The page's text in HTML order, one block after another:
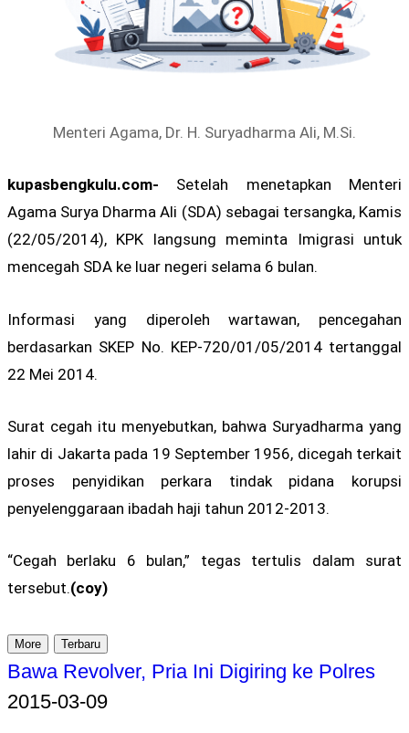
Menteri Agama, Dr. H. Suryadharma Ali, M.Si.
kupasbengkulu.com- Setelah menetapkan Menteri
Agama Surya Dharma Ali (SDA) sebagai tersangka, Kamis
(22/05/2014), KPK langsung meminta Imigrasi untuk
mencegah SDA ke luar negeri selama 6 bulan.
Informasi yang diperoleh wartawan, pencegahan
berdasarkan SKEP No. KEP-720/01/05/2014 tertanggal
22 Mei 2014.
Surat cegah itu menyebutkan, bahwa Suryadharma yang
lahir di Jakarta pada 19 September 1956, dicegah terkait
proses penyidikan perkara tindak pidana korupsi
penyelenggaraan ibadah haji tahun 2012-2013.
“Cegah berlaku 6 bulan,” tegas tertulis dalam surat
tersebut.(coy)
More Terbaru
​Bawa Revolver, Pria Ini Digiring ke Polres
2015-03-09